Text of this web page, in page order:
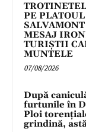
PE
MESAJ
TURIȘTII
MUNTELE
07/08/2026
După
furtunile în
Ploi
grindină,